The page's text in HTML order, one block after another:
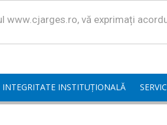
vă exprimați
INTEGRITATE INSTITUȚIONALĂ